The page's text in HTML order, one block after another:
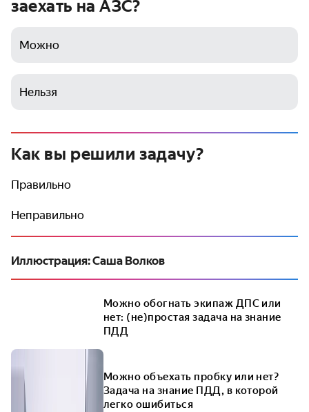
заехать на АЗС?
Можно
Нельзя
Как вы решили задачу?
Правильно
Неправильно
Иллюстрация: Саша Волков
Можно обогнать экипаж ДПС или
нет: (не)простая задача на знание
ПДД
Можно объехать пробку или нет?
Задача на знание ПДД, в которой
легко ошибиться